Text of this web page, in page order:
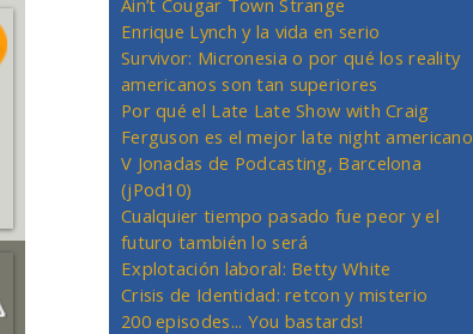
Ain’t Cougar Town Strange
Enrique Lynch y la vida en serio
Survivor: Micronesia o por qué los reality
americanos son tan superiores
Por qué el Late Late Show with Craig
Ferguson es el mejor late night americano
V Jonadas de Podcasting, Barcelona
(jPod10)
Cualquier tiempo pasado fue peor y el
futuro también lo será
Explotación laboral: Betty White
Crisis de Identidad: retcon y misterio
200 episodes... You bastards!